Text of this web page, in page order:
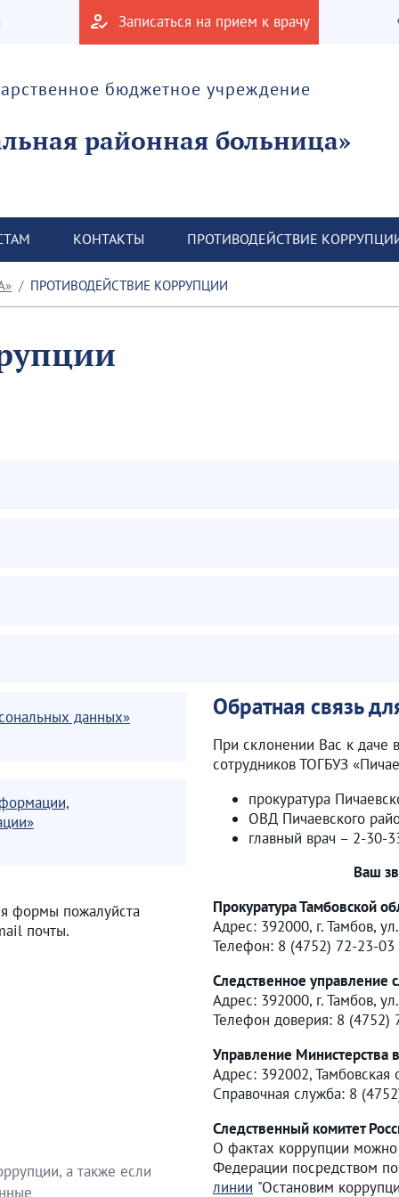
Записаться на прием к врачу
бюджетное учреждение
районная больница»
КОНТАКТЫ ПРОТИВОДЕЙСТВИЕ
ПРОТИВОДЕЙСТВИЕ КОРРУПЦИИ
данных»
формы пожалуйста
почты.
а также если
Обратная связь
При склонении Вас к даче
сотрудников ТОГБУЗ
прокуратура
ОВД Пичаевского
главный врач – 2-30-
Ваш
Прокуратура Тамбовской
Адрес: 392000, г. Тамбов,
Телефон: 8 (4752) 72-23-03
Следственное управление
Адрес: 392000, г. Тамбов,
Телефон доверия: 8
Управление Министерства
Адрес: 392002, Тамбовская
Справочная служба: 8
Следственный комитет
О фактах коррупции
Федерации посредством
линии "Остановим